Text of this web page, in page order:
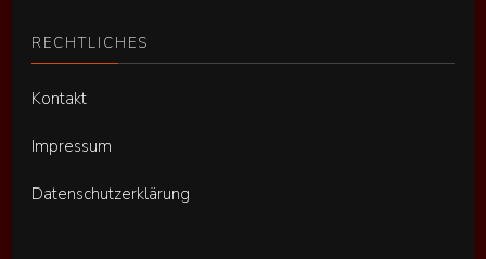
RECHTLICHES
Kontakt
Impressum
Datenschutzerklärung